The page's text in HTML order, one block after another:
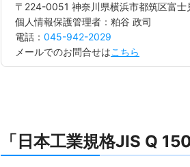
〒224-0051 神奈川県横浜市都筑区富士
個人情報保護管理者：粕谷 政司
電話： 045-942-2029
メールでのお問合せはこちら
「日本工業規格JIS Q